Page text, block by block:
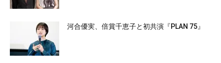
河合優実、倍賞千恵子と初共演『PLAN 75』